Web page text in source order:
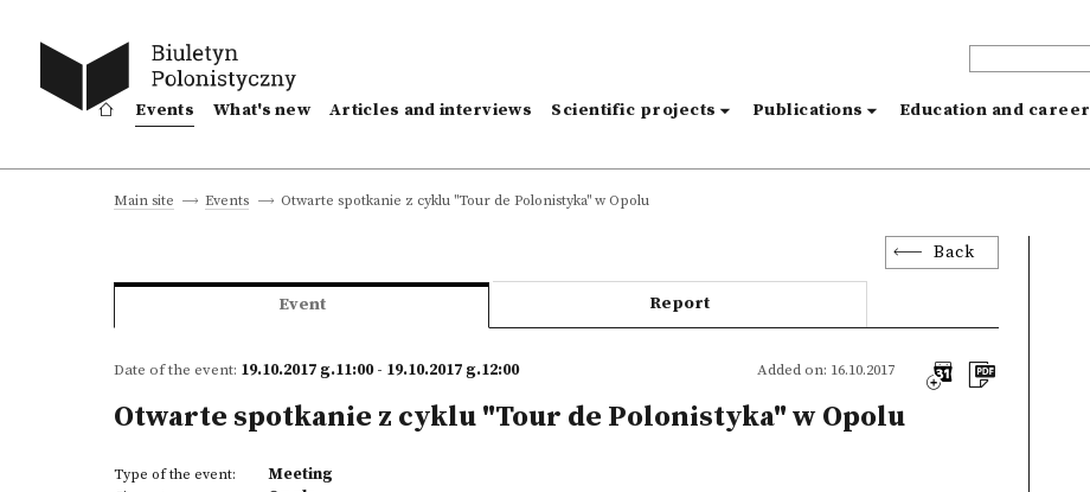
Events What's new Articles and interviews Scientific projects Publications Education and career
Main site Events Otwarte spotkanie z cyklu "Tour de Polonistyka" w Opolu
Back
Event Report
Date of the event: 19.10.2017 g.11:00 - 19.10.2017 g.12:00 Added on: 16.10.2017
Otwarte spotkanie z cyklu "Tour de Polonistyka" w Opolu
Type of the event: Meeting